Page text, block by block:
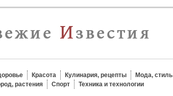
Красота Кулинария, рецепты Мода, стиль
растения
Спорт Техника и технологии